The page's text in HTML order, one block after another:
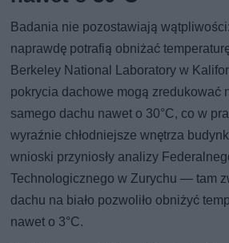
Badania nie pozostawiają
naprawdę potrafią obniżać
Berkeley National Laboratory w
pokrycia dachowe mogą zredukować
samego dachu nawet o 30°C, co w
wyraźnie chłodniejsze wnętrza
wnioski przyniosły analizy
Technologicznego w Zurychu — tam
dachu na biało pozwoliło obniżyć
nawet o 3°C.